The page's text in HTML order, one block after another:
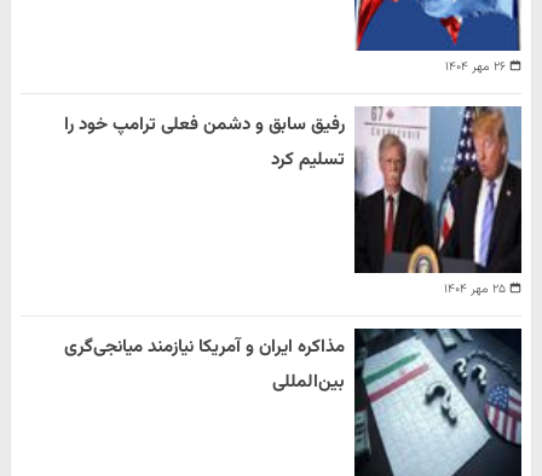
۲۶ مهر ۱۴۰۴
۲۵ مهر ۱۴۰۴
رفیق سابق و دشمن فعلی ترامپ خود را
تسلیم کرد
مذاکره ایران و آمریکا نیازمند میانجی‌گری
بین‌المللی